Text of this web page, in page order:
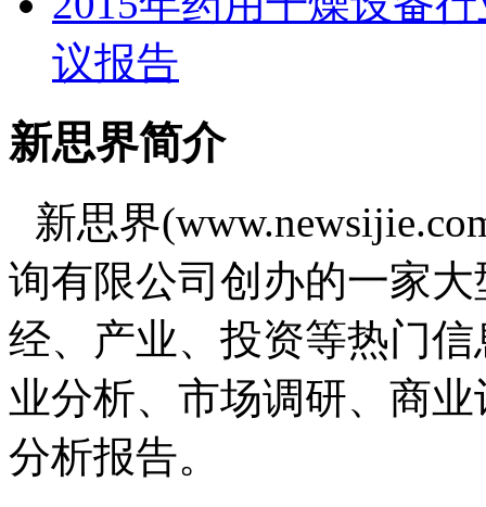
议报告
新思界简介
新思界
询有限公司创办的一家
经、产业、投资等热门
业分析、市场调研、商
分析报告。